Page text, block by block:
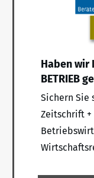
Haben wir
BETRIEB
Sichern Sie
Zeitschrift